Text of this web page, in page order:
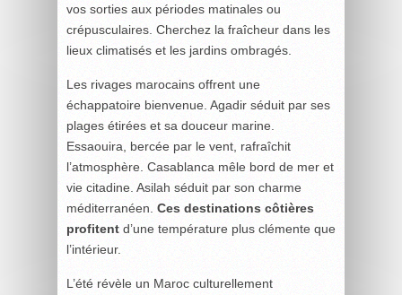
vos sorties aux périodes matinales ou
crépusculaires. Cherchez la fraîcheur dans les
lieux climatisés et les jardins ombragés.
Les rivages marocains offrent une
échappatoire bienvenue. Agadir séduit par ses
plages étirées et sa douceur marine.
Essaouira, bercée par le vent, rafraîchit
l’atmosphère. Casablanca mêle bord de mer et
vie citadine. Asilah séduit par son charme
méditerranéen. Ces destinations côtières
profitent d’une température plus clémente que
l’intérieur.
L’été révèle un Maroc culturellement